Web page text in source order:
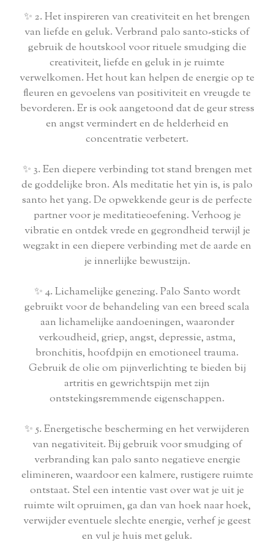
✨ 2. Het inspireren van creativiteit en het brengen
van liefde en geluk. Verbrand palo santo-sticks of
gebruik de houtskool voor rituele smudging die
creativiteit, liefde en geluk in je ruimte
verwelkomen. Het hout kan helpen de energie op te
fleuren en gevoelens van positiviteit en vreugde te
bevorderen. Er is ook aangetoond dat de geur stress
en angst vermindert en de helderheid en
concentratie verbetert.
✨ 3. Een diepere verbinding tot stand brengen met
de goddelijke bron. Als meditatie het yin is, is palo
santo het yang. De opwekkende geur is de perfecte
partner voor je meditatieoefening. Verhoog je
vibratie en ontdek vrede en gegrondheid terwijl je
wegzakt in een diepere verbinding met de aarde en
je innerlijke bewustzijn.
✨ 4. Lichamelijke genezing. Palo Santo wordt
gebruikt voor de behandeling van een breed scala
aan lichamelijke aandoeningen, waaronder
verkoudheid, griep, angst, depressie, astma,
bronchitis, hoofdpijn en emotioneel trauma.
Gebruik de olie om pijnverlichting te bieden bij
artritis en gewrichtspijn met zijn
ontstekingsremmende eigenschappen.
✨ 5. Energetische bescherming en het verwijderen
van negativiteit. Bij gebruik voor smudging of
verbranding kan palo santo negatieve energie
elimineren, waardoor een kalmere, rustigere ruimte
ontstaat. Stel een intentie vast over wat je uit je
ruimte wilt opruimen, ga dan van hoek naar hoek,
verwijder eventuele slechte energie, verhef je geest
en vul je huis met geluk.